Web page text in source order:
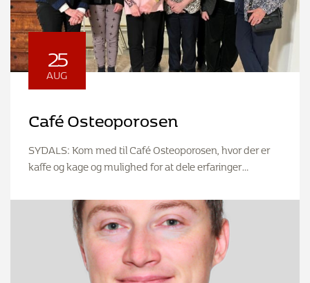
25
AUG
Café Osteoporosen
SYDALS: Kom med til Café Osteoporosen, hvor der er
kaffe og kage og mulighed for at dele erfaringer…